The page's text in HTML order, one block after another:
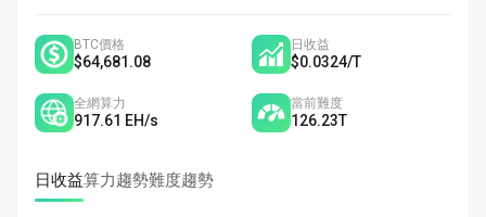
BTC價格
$64,681.08
日收益
$0.0324/T
全網算力
917.61 EH/s
當前難度
126.23T
日收益算力趨勢難度趨勢